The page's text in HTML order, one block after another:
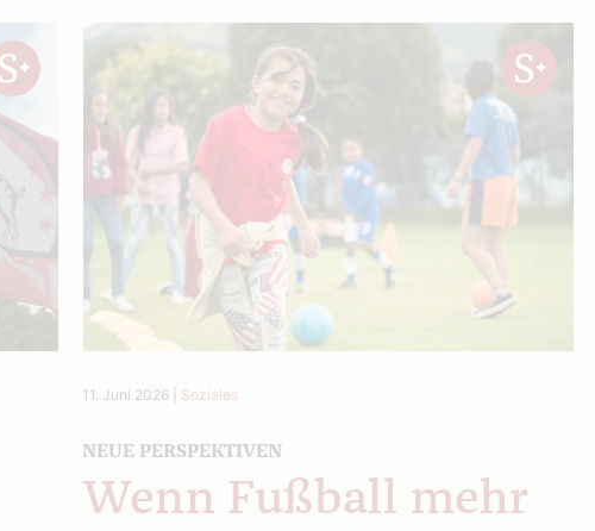
11. Juni 2026 Soziales
NEUE PERSPEKTIVEN
Wenn Fußball mehr